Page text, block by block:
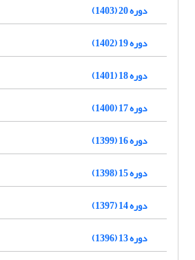
دوره 20 (1403)
دوره 19 (1402)
دوره 18 (1401)
دوره 17 (1400)
دوره 16 (1399)
دوره 15 (1398)
دوره 14 (1397)
دوره 13 (1396)